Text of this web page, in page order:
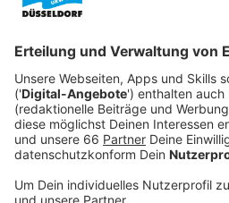
Anzeige
Dort wurde an derRolandschule
einen Erweiterungsbau gefeiert.